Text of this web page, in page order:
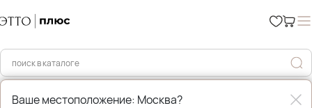
Главная Нижнее бельё
Ваше местоположение: Москва?